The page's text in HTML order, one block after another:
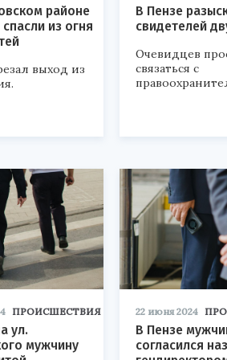
районе
из огня
выход из
В Пензе
свидетелей
Очевидцев
связаться с
ПРОИСШЕСТВИЯ
ул.
мужчину
22 июня 2024
В Пензе
согласился